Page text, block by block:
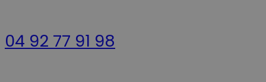
04 92 77 91 98